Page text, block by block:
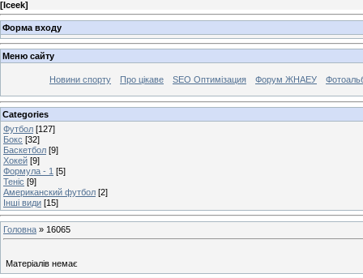
[Iceek]
Форма входу
Меню сайту
Новини спорту Про цікаве SEO Оптимізация Форум ЖНАЕУ
Categories
Футбол [127]
Бокс [32]
Баскетбол [9]
Хокей [9]
Формула - 1 [5]
Теніс [9]
Американский футбол [2]
Інші види [15]
Головна » 16065
Матеріалів немає